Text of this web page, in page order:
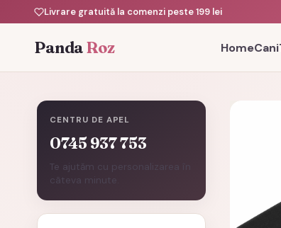
Livrare gratuită la comenzi peste 199 lei
PandaRoz HomeCani
CENTRU DE APEL
0745 937 753
Te ajutăm cu personalizarea în
câteva minute.